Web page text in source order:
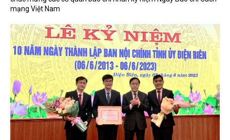
mạng Việt Nam